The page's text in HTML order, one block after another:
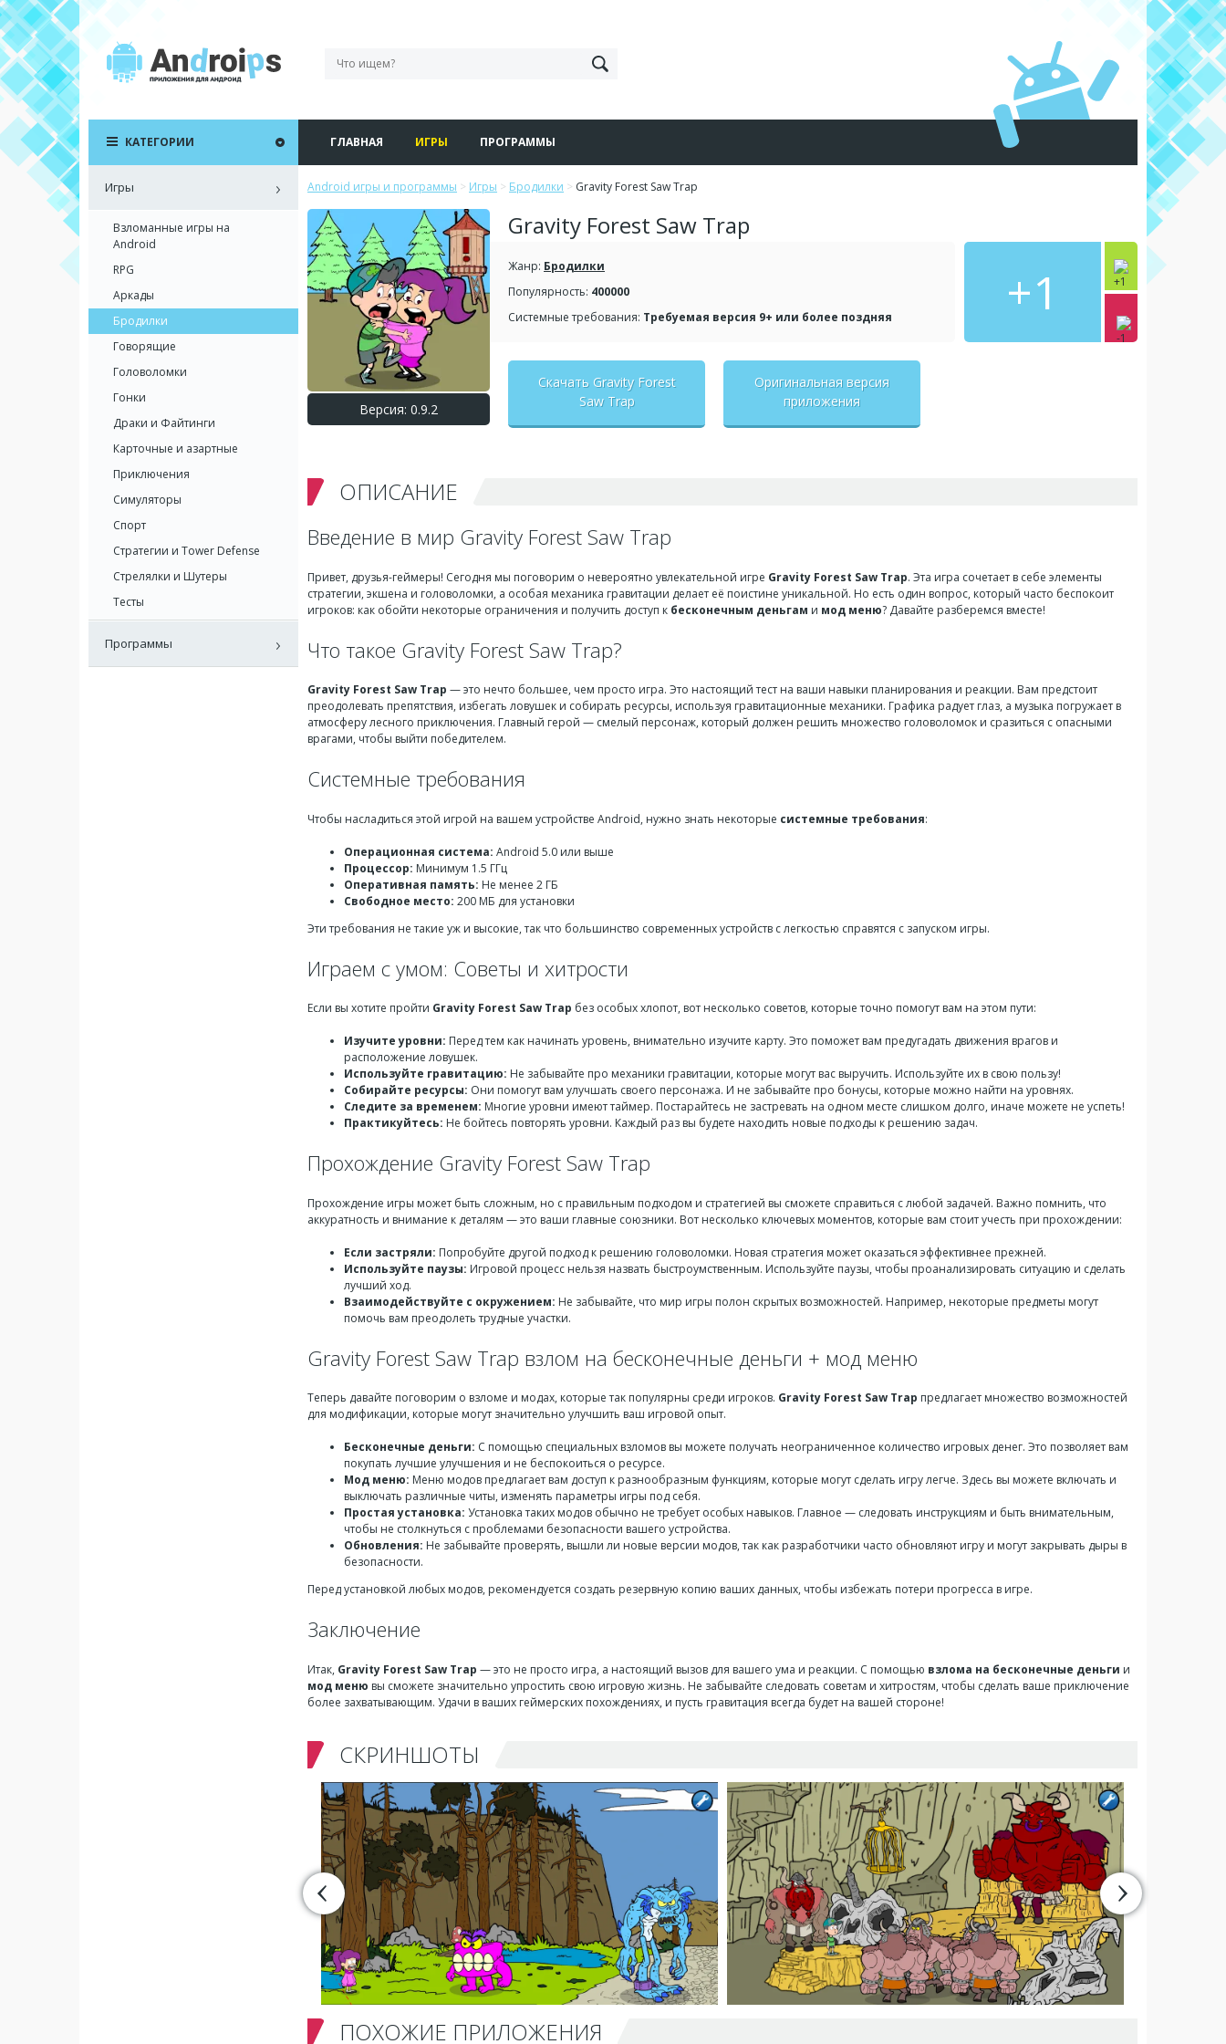
ГЛАВНАЯ ИГРЫ ПРОГРАММЫ
Android игры и программы > Игры > Бродилки > Gravity Forest Saw Trap
Версия: 0.9.2
Gravity Forest Saw Trap
+1
Жанр: Бродилки
Популярность: 400000
Системные требования: Требуемая версия 9+ или более поздняя
Скачать Gravity Forest
Saw Trap
Оригинальная версия
приложения
ОПИСАНИЕ
Введение в мир Gravity Forest Saw Trap
Привет, друзья-геймеры! Сегодня мы поговорим о невероятно увлекательной игре Gravity Forest Saw Trap. Эта игра сочетает в себе элементы
стратегии, экшена и головоломки, а особая механика гравитации делает её поистине уникальной. Но есть один вопрос, который часто беспокоит
игроков: как обойти некоторые ограничения и получить доступ к бесконечным деньгам и мод меню? Давайте разберемся вместе!
Что такое Gravity Forest Saw Trap?
Gravity Forest Saw Trap — это нечто большее, чем просто игра. Это настоящий тест на ваши навыки планирования и реакции. Вам предстоит
преодолевать препятствия, избегать ловушек и собирать ресурсы, используя гравитационные механики. Графика радует глаз, а музыка погружает в
атмосферу лесного приключения. Главный герой — смелый персонаж, который должен решить множество головоломок и сразиться с опасными
врагами, чтобы выйти победителем.
Системные требования
Чтобы насладиться этой игрой на вашем устройстве Android, нужно знать некоторые системные требования:
Операционная система: Android 5.0 или выше
Процессор: Минимум 1.5 ГГц
Оперативная память: Не менее 2 ГБ
Свободное место: 200 МБ для установки
Эти требования не такие уж и высокие, так что большинство современных устройств с легкостью справятся с запуском игры.
Играем с умом: Советы и хитрости
Если вы хотите пройти Gravity Forest Saw Trap без особых хлопот, вот несколько советов, которые точно помогут вам на этом пути:
Изучите уровни: Перед тем как начинать уровень, внимательно изучите карту. Это поможет вам предугадать движения врагов и
расположение ловушек.
Используйте гравитацию: Не забывайте про механики гравитации, которые могут вас выручить. Используйте их в свою пользу!
Собирайте ресурсы: Они помогут вам улучшать своего персонажа. И не забывайте про бонусы, которые можно найти на уровнях.
Следите за временем: Многие уровни имеют таймер. Постарайтесь не застревать на одном месте слишком долго, иначе можете не успеть!
Практикуйтесь: Не бойтесь повторять уровни. Каждый раз вы будете находить новые подходы к решению задач.
Прохождение Gravity Forest Saw Trap
Прохождение игры может быть сложным, но с правильным подходом и стратегией вы сможете справиться с любой задачей. Важно помнить, что
аккуратность и внимание к деталям — это ваши главные союзники. Вот несколько ключевых моментов, которые вам стоит учесть при прохождении:
Если застряли: Попробуйте другой подход к решению головоломки. Новая стратегия может оказаться эффективнее прежней.
Используйте паузы: Игровой процесс нельзя назвать быстроумственным. Используйте паузы, чтобы проанализировать ситуацию и сделать
лучший ход.
Взаимодействуйте с окружением: Не забывайте, что мир игры полон скрытых возможностей. Например, некоторые предметы могут
помочь вам преодолеть трудные участки.
Gravity Forest Saw Trap взлом на бесконечные деньги + мод меню
Теперь давайте поговорим о взломе и модах, которые так популярны среди игроков. Gravity Forest Saw Trap предлагает множество возможностей
для модификации, которые могут значительно улучшить ваш игровой опыт.
Бесконечные деньги: С помощью специальных взломов вы можете получать неограниченное количество игровых денег. Это позволяет вам
покупать лучшие улучшения и не беспокоиться о ресурсе.
Мод меню: Меню модов предлагает вам доступ к разнообразным функциям, которые могут сделать игру легче. Здесь вы можете включать и
выключать различные читы, изменять параметры игры под себя.
Простая установка: Установка таких модов обычно не требует особых навыков. Главное — следовать инструкциям и быть внимательным,
чтобы не столкнуться с проблемами безопасности вашего устройства.
Обновления: Не забывайте проверять, вышли ли новые версии модов, так как разработчики часто обновляют игру и могут закрывать дыры в
безопасности.
Перед установкой любых модов, рекомендуется создать резервную копию ваших данных, чтобы избежать потери прогресса в игре.
Заключение
Итак, Gravity Forest Saw Trap — это не просто игра, а настоящий вызов для вашего ума и реакции. С помощью взлома на бесконечные деньги и
мод меню вы сможете значительно упростить свою игровую жизнь. Не забывайте следовать советам и хитростям, чтобы сделать ваше приключение
более захватывающим. Удачи в ваших геймерских похождениях, и пусть гравитация всегда будет на вашей стороне!
СКРИНШОТЫ
ПОХОЖИЕ ПРИЛОЖЕНИЯ
КАТЕГОРИИ
Игры
Взломанные игры на
Android
RPG
Аркады
Бродилки
Говорящие
Головоломки
Гонки
Драки и Файтинги
Карточные и азартные
Приключения
Симуляторы
Спорт
Стратегии и Tower Defense
Стрелялки и Шутеры
Тесты
Программы